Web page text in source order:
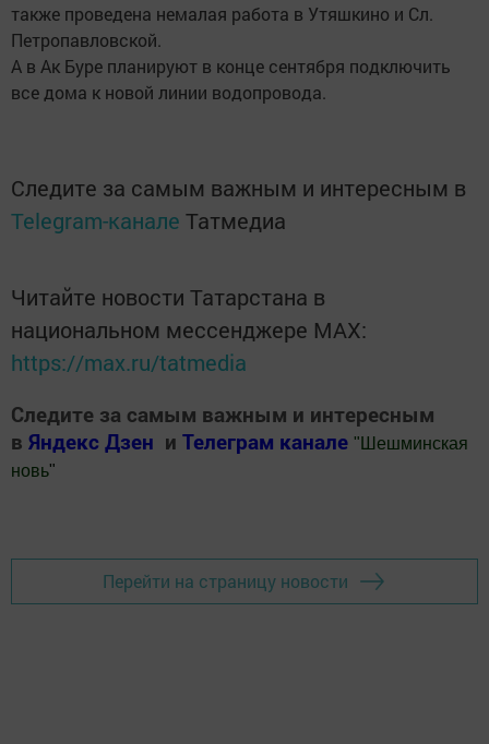
также проведена немалая работа в Утяшкино и Сл.
Петропавловской.
А в Ак Буре планируют в конце сентября подключить
все дома к новой линии водопровода.
Следите за самым важным и интересным в
Telegram-канале Татмедиа
Читайте новости Татарстана в
национальном мессенджере MАХ:
https://max.ru/tatmedia
Следите за самым важным и интересным
в Яндекс Дзен и Телеграм канале " Шешминская
новь"
Перейти на страницу новости